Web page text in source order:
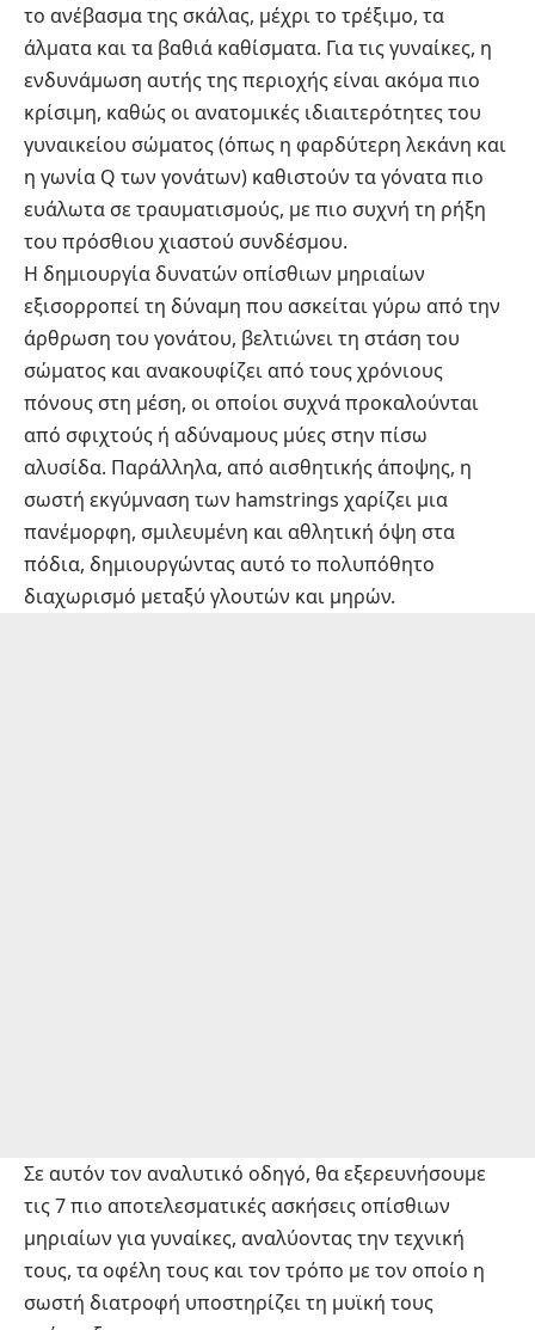
το ανέβασμα της σκάλας, μέχρι το τρέξιμο, τα
άλματα και τα βαθιά καθίσματα. Για τις γυναίκες, η
ενδυνάμωση αυτής της περιοχής είναι ακόμα πιο
κρίσιμη, καθώς οι ανατομικές ιδιαιτερότητες του
γυναικείου σώματος (όπως η φαρδύτερη λεκάνη και
η γωνία Q των γονάτων) καθιστούν τα γόνατα πιο
ευάλωτα σε τραυματισμούς, με πιο συχνή τη ρήξη
του πρόσθιου χιαστού συνδέσμου.
Η δημιουργία δυνατών οπίσθιων μηριαίων
εξισορροπεί τη δύναμη που ασκείται γύρω από την
άρθρωση του γονάτου, βελτιώνει τη στάση του
σώματος και ανακουφίζει από τους χρόνιους
πόνους στη μέση, οι οποίοι συχνά προκαλούνται
από σφιχτούς ή αδύναμους μύες στην πίσω
αλυσίδα. Παράλληλα, από αισθητικής άποψης, η
σωστή εκγύμναση των hamstrings χαρίζει μια
πανέμορφη, σμιλευμένη και αθλητική όψη στα
πόδια, δημιουργώντας αυτό το πολυπόθητο
διαχωρισμό μεταξύ γλουτών και μηρών.
Σε αυτόν τον αναλυτικό οδηγό, θα εξερευνήσουμε
τις 7 πιο αποτελεσματικές ασκήσεις οπίσθιων
μηριαίων για γυναίκες, αναλύοντας την τεχνική
τους, τα οφέλη τους και τον τρόπο με τον οποίο η
σωστή διατροφή υποστηρίζει τη μυϊκή τους